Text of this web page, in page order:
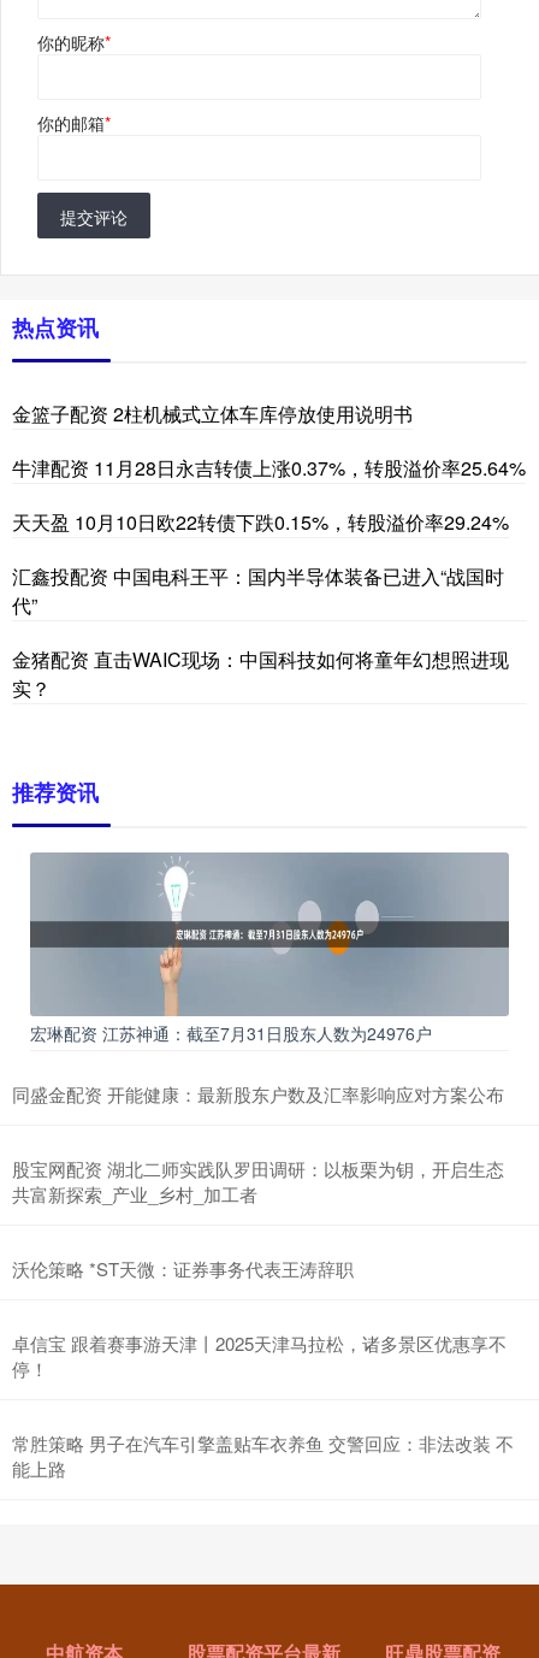
你的昵称*
你的邮箱*
提交评论
热点资讯
金篮子配资 2柱机械式立体车库停放使用说明书
牛津配资 11月28日永吉转债上涨0.37%，转股溢价率25.64%
天天盈 10月10日欧22转债下跌0.15%，转股溢价率29.24%
汇鑫投配资 中国电科王平：国内半导体装备已进入“战国时
代”
金猪配资 直击WAIC现场：中国科技如何将童年幻想照进现
实？
推荐资讯
宏琳配资 江苏神通：截至7月31日股东人数为24976户
同盛金配资 开能健康：最新股东户数及汇率影响应对方案公布
股宝网配资 湖北二师实践队罗田调研：以板栗为钥，开启生态
共富新探索_产业_乡村_加工者
沃伦策略 *ST天微：证券事务代表王涛辞职
卓信宝 跟着赛事游天津丨2025天津马拉松，诸多景区优惠享不
停！
常胜策略 男子在汽车引擎盖贴车衣养鱼 交警回应：非法改装 不
能上路